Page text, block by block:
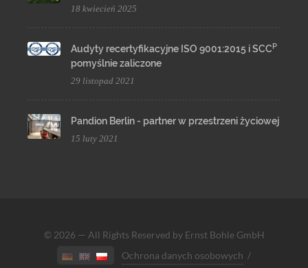
18 kwiecień 2025
Audyty recertyfikacyjne ISO 9001:2015 i SCCP
pomyślnie zaliczone
29 listopad 2021
Pandion Berlin - partner w przestrzeni życiowej
15 luty 2021
© 2026 — All Rights Reserved by Ernst Bohle GmbH
Ochrona danych osobowych /